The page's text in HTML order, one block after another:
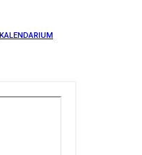
KALENDARIUM